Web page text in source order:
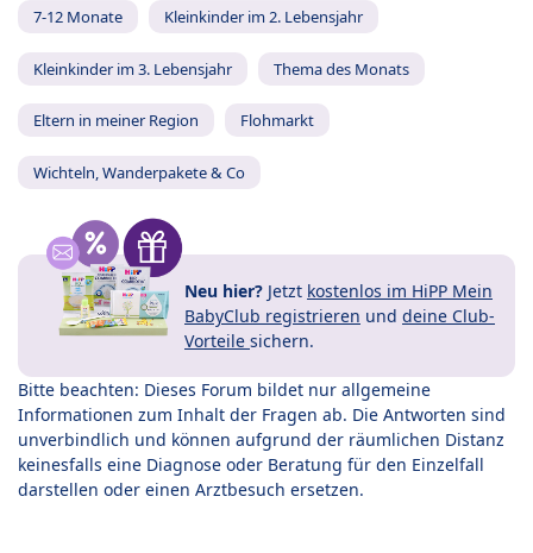
7-12 Monate Kleinkinder im 2. Lebensjahr
Kleinkinder im 3. Lebensjahr Thema des Monats
Eltern in meiner Region Flohmarkt
Wichteln, Wanderpakete & Co
Neu hier? Jetzt kostenlos im HiPP Mein
BabyClub registrieren und deine Club-
Vorteile sichern.
Bitte beachten: Dieses Forum bildet nur allgemeine
Informationen zum Inhalt der Fragen ab. Die Antworten sind
unverbindlich und können aufgrund der räumlichen Distanz
keinesfalls eine Diagnose oder Beratung für den Einzelfall
darstellen oder einen Arztbesuch ersetzen.